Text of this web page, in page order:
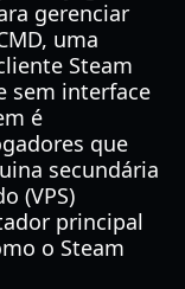
gerenciar
uma
Steam
sem interface
é
que
secundária
(VPS)
principal
o Steam